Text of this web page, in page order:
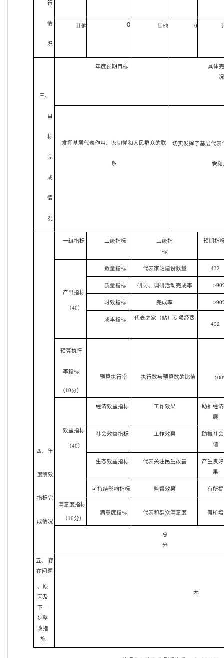
行
情
况
其他 0 其他 0
三、
目
标
完
成
情
况
年度预期目标
具体
发挥基层代表作用、密切党和人民群众的联
系
切实发挥了基层代表
党和
四、 年
度绩效
指标完
成情况
一级指标 二级指标
三级指
标
预期指
产出指标
（40）
数量指标 代表家站建设数量 432
质量指标 研讨、调研活动完成率
时效指标 完成率
成本指标
代表之家（站）专项经费
432
预算执行
率指标
（10分）
预算执行率 执行数与预算数的比值
效益指标
（40）
经济效益指标 工作效果
助推经
展
社会效益指标 工作效果
助推社
谐
生态效益指标 代表关注民生改善
产生良
果
可持续影响指标 监督效果 有所
满意度指标
（10分）
满意度指标 代表和群众满意度 有所
总
分
五、 存
在问题
、原
因及
下一
步整
改措
施
无